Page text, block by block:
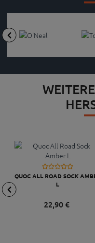
QUOC ALL ROAD SOCK
L
22,90 €